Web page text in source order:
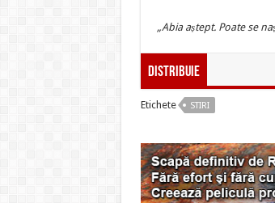
„Abia aștept. Poate se
Distribuie
Etichete STIRI